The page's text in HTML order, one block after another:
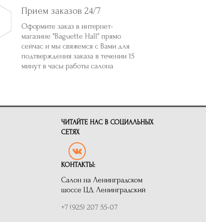
Прием заказов 24/7
Оформите заказ в интернет-
магазине "Baguette Hall" прямо
сейчас и мы свяжемся с Вами для
подтверждения заказа в течении 15
минут в часы работы салона
ЧИТАЙТЕ НАС В СОЦИАЛЬНЫХ
СЕТЯХ
КОНТАКТЫ:
Салон на Ленинградском
шоссе ЦД Ленинградский
+7 (925) 207 55-07